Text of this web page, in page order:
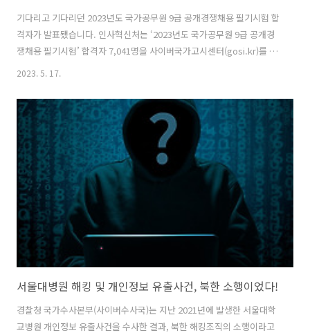
기다리고 기다리던 2023년도 국가공무원 9급 공개경쟁채용 필기시험 합
격자가 발표됐습니다. 인사혁신처는 ‘2023년도 국가공무원 9급 공개경
쟁채용 필기시험’ 합격자 7,041명을 사이버국가고시센터(gosi.kr)를 통
해 16일 발표했습니다. 4월 8일 치른 필기시험에는 행정직 6,168명, 기
168명이, 151명을 선발하는 저소득층 구분모집에는 196명이 필기시험
에 합격했습니다. 주요 합격선은 아래 표와 같습니다. 구분 행정 기술 주
요 모집단위 합격선 일반행정 전국 89.00 교육행정 96.00 검찰 86.00 세
무 78.00 교정(남) 58.00 일반기계 84.00 전기 81.00 일반농업 90.00 일
반토목 74.00 전산개발 ..
2023. 5. 17.
서울대병원 해킹 및 개인정보 유출사건, 북한 소행이었다!
경찰청 국가수사본부(사이버수사국)는 지난 2021년에 발생한 서울대학
교병원 개인정보 유출사건을 수사한 결과, 북한 해킹조직의 소행이라고